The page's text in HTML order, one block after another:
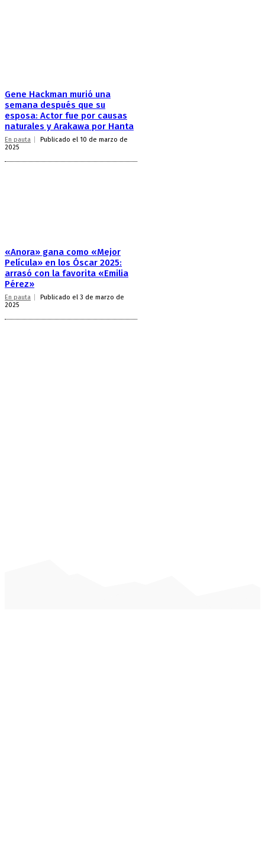
Gene Hackman murió una
semana después que su
esposa: Actor fue por causas
naturales y Arakawa por Hanta
En pauta
Publicado el 10 de marzo de
2025
«Anora» gana como «Mejor
Película» en los Óscar 2025:
arrasó con la favorita «Emilia
Pérez»
En pauta
Publicado el 3 de marzo de
2025